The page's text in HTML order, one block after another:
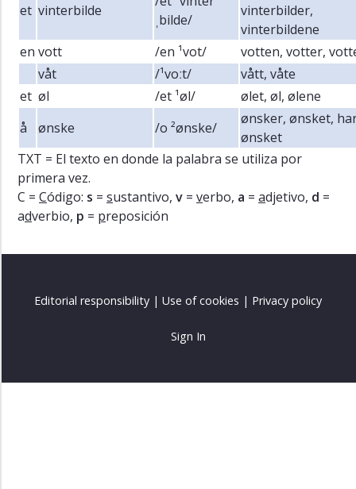
et vinterbilde
ˌbilde/
vinterbilder,
vinterbildene
en vott /en ¹vot/
votten, votter,
våt
/¹voːt/
vått, våte
et øl /et ¹øl/
ølet, øl, ølene
å
ønske /o ²ønske/
ønsker, ønsket,
ønsket
TXT = El texto en donde la palabra se utiliza por
primera vez.
C = Código: s = sustantivo, v = verbo, a = adjetivo, d =
adverbio, p = preposición
Editorial responsibility | Use of cookies | Privacy policy
Sign In